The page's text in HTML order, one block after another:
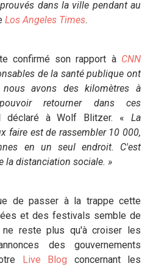
dans la ville pendant au
Los Angeles Times.
confirmé son rapport à CNN
de la santé publique ont
avons des kilomètres à
retourner dans ces
déclaré à Wolf Blitzer. « La
faire est de rassembler 10 000,
en un seul endroit. C'est
la distanciation sociale. »
de passer à la trappe cette
et des festivals semble de
reste plus qu'à croiser les
des gouvernements
Live Blog concernant les